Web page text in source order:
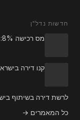
חדשות נדל"ן
מס רכישה 8%: מה הרפורמה של 2026 משנה לרוכש הזר
כל המאמרים →